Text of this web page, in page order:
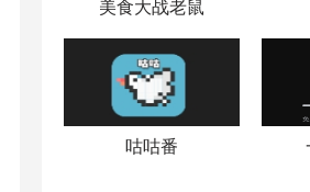
美食大战老鼠
咕咕番